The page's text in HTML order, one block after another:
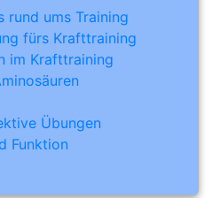
rund ums Training
fürs Krafttraining
im Krafttraining
Übungen
Funktion